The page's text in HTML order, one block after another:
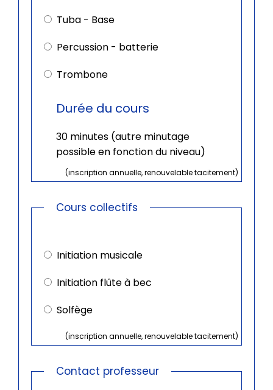
Tuba - Base
Percussion - batterie
Trombone
Durée du cours
30 minutes (autre minutage
possible en fonction du niveau)
(inscription annuelle, renouvelable tacitement)
Cours collectifs
collectifs
Initiation musicale
Initiation flûte à bec
Solfège
(inscription annuelle, renouvelable tacitement)
Contact professeur